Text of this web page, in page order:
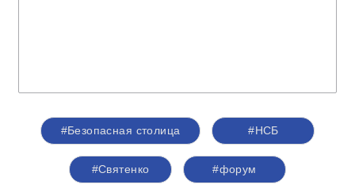
#Безопасная столица #НСБ
#Святенко #форум